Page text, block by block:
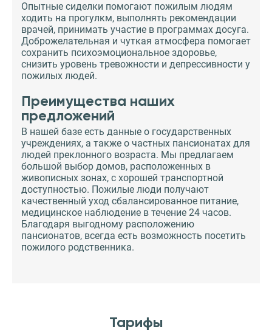
Опытные сиделки помогают пожилым людям
ходить на прогулкм, выполнять рекомендации
врачей, принимать участие в программах досуга.
Доброжелательная и чуткая атмосфера помогает
сохранить психоэмоциональное здоровье,
снизить уровень тревожности и депрессивности у
пожилых людей.
Преимущества наших
предложений
В нашей базе есть данные о государственных
учреждениях, а также о частных пансионатах для
людей преклонного возраста. Мы предлагаем
большой выбор домов, расположенных в
живописных зонах, с хорошей транспортной
доступностью. Пожилые люди получают
качественный уход сбалансированное питание,
медицинское наблюдение в течение 24 часов.
Благодаря выгодному расположению
пансионатов, всегда есть возможность посетить
пожилого родственника.
Тарифы